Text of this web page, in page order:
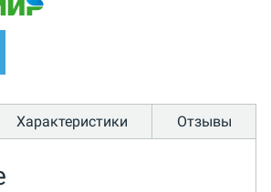
Характеристики Отзывы